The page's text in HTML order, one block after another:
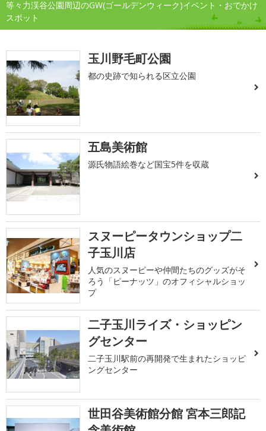
等々力渓谷公園周辺のGW(ゴールデンウィーク)イベント・おでかけ
スポット
玉川野毛町公園
都の史跡で知られる区立公園
五島美術館
源氏物語絵巻など国宝5件を収蔵
スヌーピータウンショップ二
子玉川店
人気のスヌーピーや仲間たちのグッズがそ
ろう「ピーナッツ」のオフィシャルショッ
プ
二子玉川ライズ・ショッピン
グセンター
二子玉川駅前の再開発で生まれたショッピ
ングセンター
世田谷美術館分館 宮本三郎記